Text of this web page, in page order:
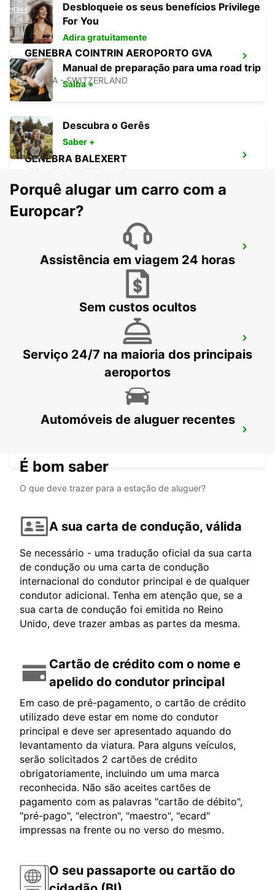
GENEBRA COINTRIN AEROPORTO GVA
(CH)
GENEVA - SWITZERLAND
GENEBRA BALEXERT
VERNIER - SWITZERLAND
ANNEMASSE - FRANCE
NYON - SWITZERLAND
Desbloqueie os seus benefícios Privilege
For You
Adira gratuitamente
Manual de preparação para uma road trip
Saiba +
Descubra o Gerês
Saber +
Porquê alugar um carro com a
Europcar?
Assistência em viagem 24 horas
Sem custos ocultos
Serviço 24/7 na maioria dos principais
aeroportos
Automóveis de aluguer recentes
É bom saber
O que deve trazer para a estação de aluguer?
A sua carta de condução, válida
Se necessário - uma tradução oficial da sua carta
de condução ou uma carta de condução
internacional do condutor principal e de qualquer
condutor adicional. Tenha em atenção que, se a
sua carta de condução foi emitida no Reino
Unido, deve trazer ambas as partes da mesma.
Cartão de crédito com o nome e
apelido do condutor principal
Em caso de pré-pagamento, o cartão de crédito
utilizado deve estar em nome do condutor
principal e deve ser apresentado aquando do
levantamento da viatura. Para alguns veículos,
serão solicitados 2 cartões de crédito
obrigatoriamente, incluindo um uma marca
reconhecida. Não são aceites cartões de
pagamento com as palavras "cartão de débito",
"pré-pago", "electron", "maestro", "ecard"
impressas na frente ou no verso do mesmo.
O seu passaporte ou cartão do